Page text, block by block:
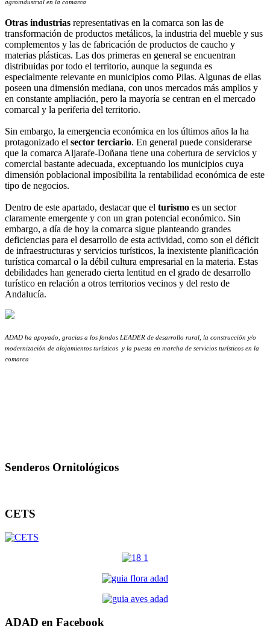
agroindustrial en la comarca
Otras industrias representativas en la comarca son las de
transformación de productos metálicos, la industria del mueble y sus
complementos y las de fabricación de productos de caucho y
materias plásticas. Las dos primeras en general se encuentran
distribuidas por todo el territorio, aunque la segunda es
especialmente relevante en municipios como Pilas. Algunas de ellas
poseen una dimensión mediana, con unos mercados más amplios y
en constante ampliación, pero la mayoría se centran en el mercado
comarcal y la periferia del territorio.
Sin embargo, la emergencia económica en los últimos años la ha
protagonizado el sector terciario. En general puede considerarse
que la comarca Aljarafe-Doñana tiene una cobertura de servicios y
comercial bastante adecuada, exceptuando los municipios cuya
dimensión poblacional imposibilita la rentabilidad económica de este
tipo de negocios.
Dentro de este apartado, destacar que el turismo es un sector
claramente emergente y con un gran potencial económico. Sin
embargo, a día de hoy la comarca sigue planteando grandes
deficiencias para el desarrollo de esta actividad, como son el déficit
de infraestructuras y servicios turísticos, la inexistente planificación
turística comarcal o la débil cultura empresarial en la materia. Estas
debilidades han generado cierta lentitud en el grado de desarrollo
turístico en relación a otros territorios vecinos y del resto de
Andalucía.
ADAD ha apoyado, gracias a los fondos LEADER de desarrollo rural, la construcción y/o
modernización de alojamientos turísticos y la puesta en marcha de servicios turísticos en la
comarca
Senderos Ornitológicos
CETS
ADAD en Facebook